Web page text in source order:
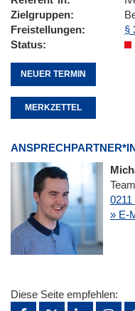
Zielgruppen
Freistellungen
§
Status
NEUER TERMIN
MERKZETTEL
0211
» E-
Diese Seite empfehlen: